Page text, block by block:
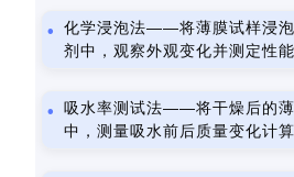
化学浸泡法——将薄膜试样浸
剂中，观察外观变化并测定性
吸水率测试法——将干燥后的
中，测量吸水前后质量变化计